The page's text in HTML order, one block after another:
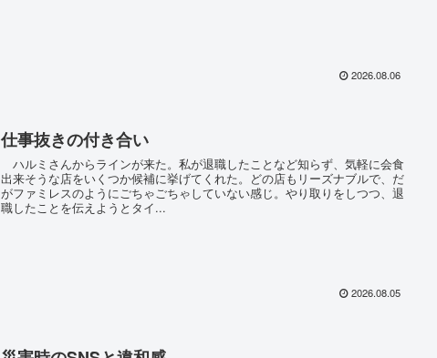
2026.08.06
仕事抜きの付き合い
ハルミさんからラインが来た。私が退職したことなど知らず、気軽に会食
出来そうな店をいくつか候補に挙げてくれた。どの店もリーズナブルで、だ
がファミレスのようにごちゃごちゃしていない感じ。やり取りをしつつ、退
職したことを伝えようとタイ...
2026.08.05